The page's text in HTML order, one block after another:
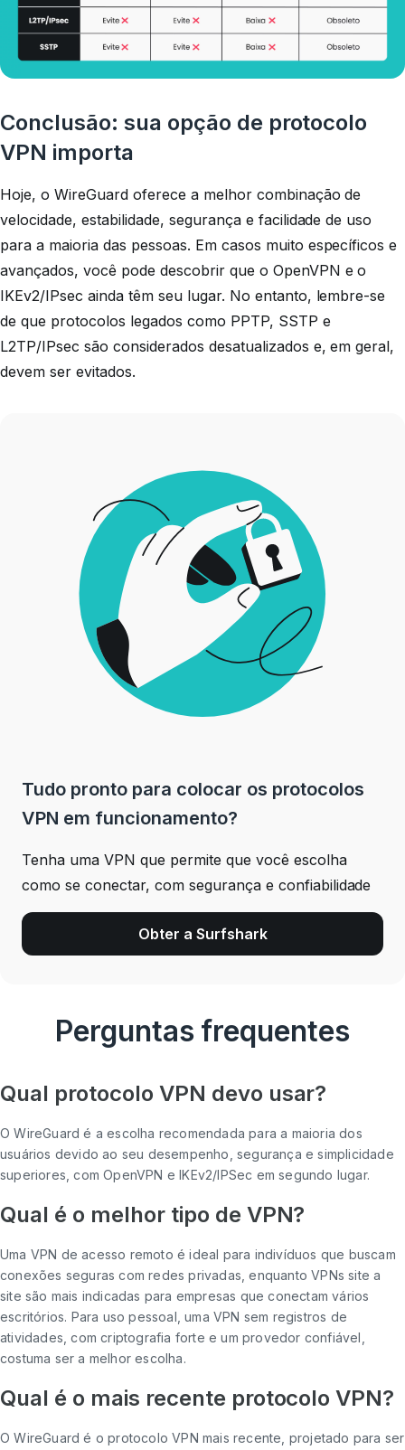
Conclusão: sua opção de protocolo
VPN importa
Hoje, o WireGuard oferece a melhor combinação de
velocidade, estabilidade, segurança e facilidade de uso
para a maioria das pessoas. Em casos muito específicos e
avançados, você pode descobrir que o OpenVPN e o
IKEv2/IPsec ainda têm seu lugar. No entanto, lembre-se
de que protocolos legados como PPTP, SSTP e
L2TP/IPsec são considerados desatualizados e, em geral,
devem ser evitados.
Tudo pronto para colocar os protocolos
VPN em funcionamento?
Tenha uma VPN que permite que você escolha
como se conectar, com segurança e confiabilidade
Obter a Surfshark
Perguntas frequentes
Qual protocolo VPN devo usar?
O WireGuard é a escolha recomendada para a maioria dos
usuários devido ao seu desempenho, segurança e simplicidade
superiores, com OpenVPN e IKEv2/IPSec em segundo lugar.
Qual é o melhor tipo de VPN?
Uma VPN de acesso remoto é ideal para indivíduos que buscam
conexões seguras com redes privadas, enquanto VPNs site a
site são mais indicadas para empresas que conectam vários
escritórios. Para uso pessoal, uma VPN sem registros de
atividades, com criptografia forte e um provedor confiável,
costuma ser a melhor escolha.
Qual é o mais recente protocolo VPN?
O WireGuard é o protocolo VPN mais recente, projetado para ser